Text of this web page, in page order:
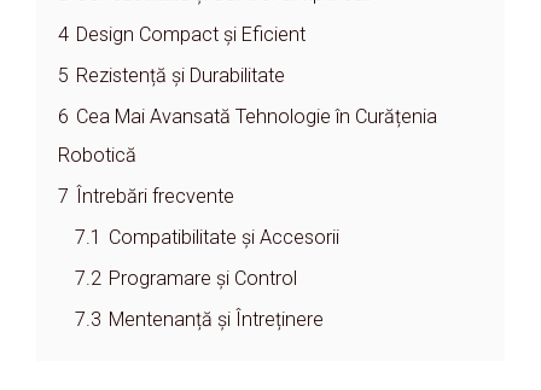
4 Design Compact și Eficient
5 Rezistență și Durabilitate
6 Cea Mai Avansată Tehnologie în Curățenia
Robotică
7
Întrebări frecvente
7.1 Compatibilitate și Accesorii
7.2 Programare și Control
7.3 Mentenanță și Întreținere